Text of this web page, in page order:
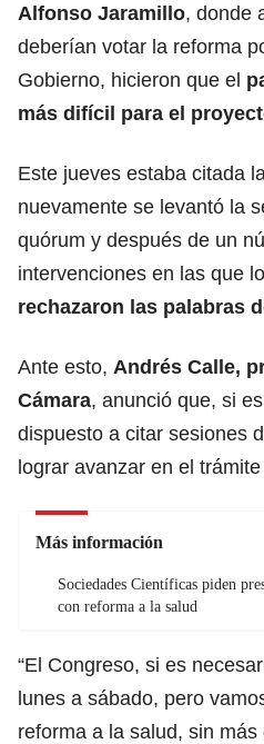
Alfonso Jaramillo, donde
deberían votar la reforma
Gobierno, hicieron que el
más difícil para el
Este jueves estaba citada
nuevamente se levantó la
quórum y después de un
intervenciones en las que
rechazaron las palabras
Ante esto, Andrés Calle,
Cámara, anunció que, si
dispuesto a citar sesiones
lograr avanzar en el
Más información
Sociedades Científicas piden
con reforma a la salud
“El Congreso, si es
lunes a sábado, pero
reforma a la salud, sin